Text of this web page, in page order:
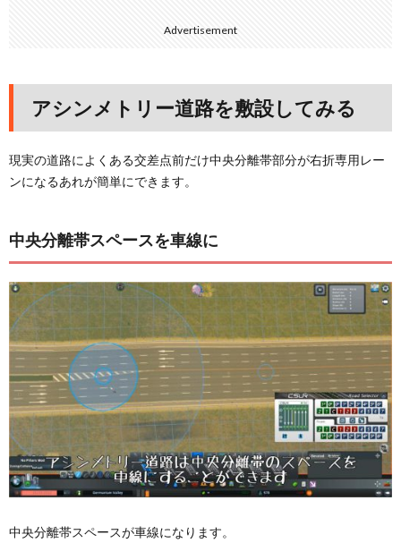
Advertisement
アシンメトリー道路を敷設してみる
現実の道路によくある交差点前だけ中央分離帯部分が右折専用レー
ンになるあれが簡単にできます。
中央分離帯スペースを車線に
中央分離帯スペースが車線になります。